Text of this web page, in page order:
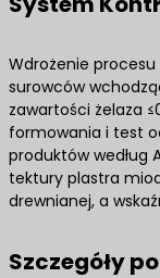
Wdrożenie
surowców
zawartości żelaza
formowania i test
produktów według
tektury plastra
drewnianej, a
Szczegóły